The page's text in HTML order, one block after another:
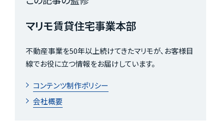
マリモ賃貸住宅事業本部
不動産事業を50年以上続けてきたマリモが、お客様目
線でお役に立つ情報をお届けしています。
コンテンツ制作ポリシー
会社概要